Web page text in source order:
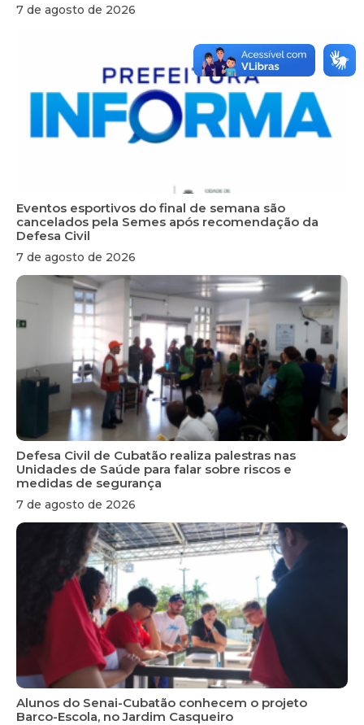
7 de agosto de 2026
Eventos esportivos do final de semana são
cancelados pela Semes após recomendação da
Defesa Civil
7 de agosto de 2026
Defesa Civil de Cubatão realiza palestras nas
Unidades de Saúde para falar sobre riscos e
medidas de segurança
7 de agosto de 2026
Alunos do Senai-Cubatão conhecem o projeto
Barco-Escola, no Jardim Casqueiro